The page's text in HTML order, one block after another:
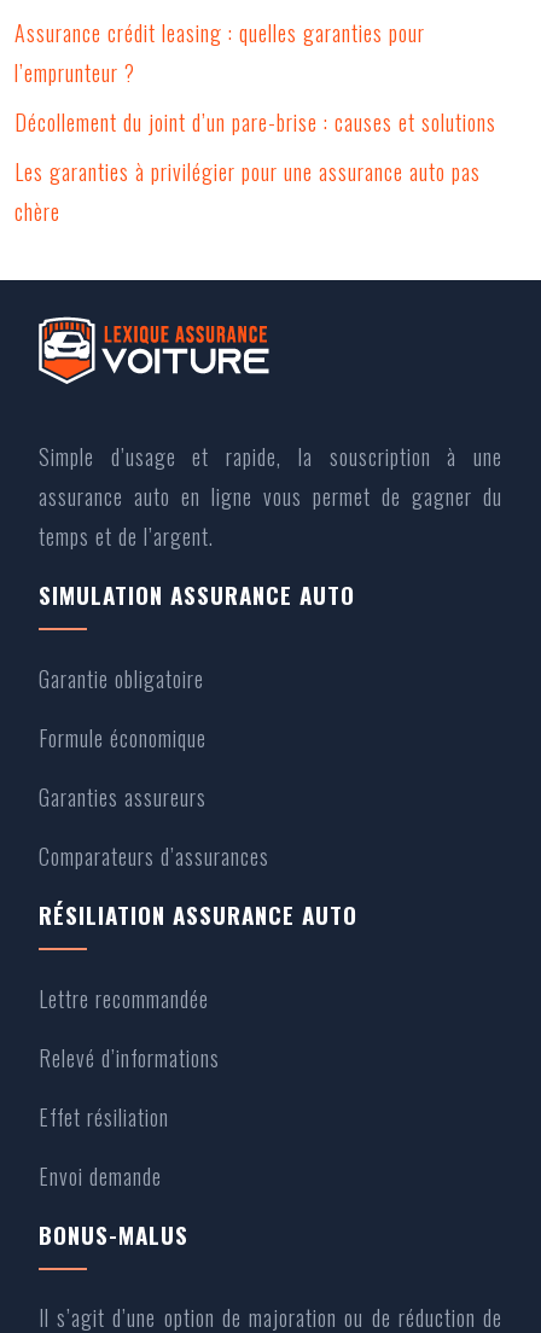
Assurance crédit leasing : quelles garanties pour
l’emprunteur ?
Décollement du joint d’un pare-brise : causes et solutions
Les garanties à privilégier pour une assurance auto pas
chère
Simple d’usage et rapide, la souscription à une
assurance auto en ligne vous permet de gagner du
temps et de l’argent.
SIMULATION ASSURANCE AUTO
Garantie obligatoire
Formule économique
Garanties assureurs
Comparateurs d’assurances
RÉSILIATION ASSURANCE AUTO
Lettre recommandée
Relevé d’informations
Effet résiliation
Envoi demande
BONUS-MALUS
Il s’agit d’une option de majoration ou de réduction de